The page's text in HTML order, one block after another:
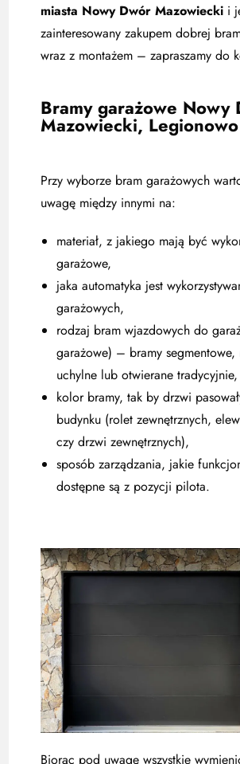
miasta Nowy Dwór Mazowiecki i
zainteresowany zakupem dobrej
wraz z montażem – zapraszamy do
Bramy garażowe Nowy
Mazowiecki, Legionowo
Przy wyborze bram garażowych
uwagę między innymi na:
materiał, z jakiego mają być
garażowe,
jaka automatyka jest
garażowych,
rodzaj bram wjazdowych do
garażowe) – bramy segmentowe,
uchylne lub otwierane tradycyjnie,
kolor bramy, tak by drzwi
budynku (rolet zewnętrznych,
czy drzwi zewnętrznych),
sposób zarządzania, jakie
dostępne są z pozycji pilota.
Biorąc pod uwagę wszystkie